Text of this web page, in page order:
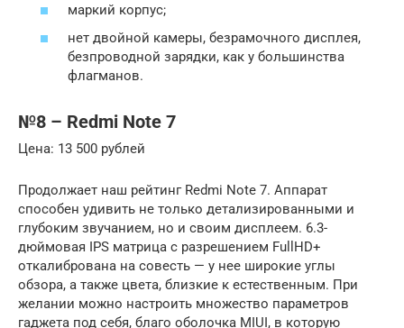
маркий корпус;
нет двойной камеры, безрамочного дисплея,
безпроводной зарядки, как у большинства
флагманов.
№8 – Redmi Note 7
Цена: 13 500 рублей
Продолжает наш рейтинг Redmi Note 7. Аппарат
способен удивить не только детализированными и
глубоким звучанием, но и своим дисплеем. 6.3-
дюймовая IPS матрица с разрешением FullHD+
откалибрована на совесть — у нее широкие углы
обзора, а также цвета, близкие к естественным. При
желании можно настроить множество параметров
гаджета под себя, благо оболочка MIUI, в которую